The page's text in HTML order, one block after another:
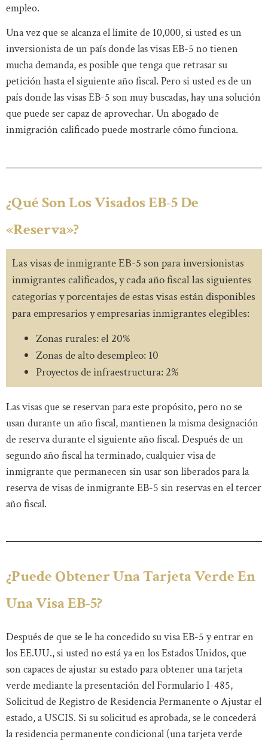
empleo.
Una vez que se alcanza el límite de 10,000, si usted es un
inversionista de un país donde las visas EB-5 no tienen
mucha demanda, es posible que tenga que retrasar su
petición hasta el siguiente año fiscal. Pero si usted es de un
país donde las visas EB-5 son muy buscadas, hay una solución
que puede ser capaz de aprovechar. Un abogado de
inmigración calificado puede mostrarle cómo funciona.
¿Qué Son Los Visados EB-5 De
«Reserva»?
Las visas de inmigrante EB-5 son para inversionistas
inmigrantes calificados, y cada año fiscal las siguientes
categorías y porcentajes de estas visas están disponibles
para empresarios y empresarias inmigrantes elegibles:
Zonas rurales: el 20%
Zonas de alto desempleo: 10
Proyectos de infraestructura: 2%
Las visas que se reservan para este propósito, pero no se
usan durante un año fiscal, mantienen la misma designación
de reserva durante el siguiente año fiscal. Después de un
segundo año fiscal ha terminado, cualquier visa de
inmigrante que permanecen sin usar son liberados para la
reserva de visas de inmigrante EB-5 sin reservas en el tercer
año fiscal.
¿Puede Obtener Una Tarjeta Verde En
Una Visa EB-5?
Después de que se le ha concedido su visa EB-5 y entrar en
los EE.UU., si usted no está ya en los Estados Unidos, que
son capaces de ajustar su estado para obtener una tarjeta
verde mediante la presentación del Formulario I-485,
Solicitud de Registro de Residencia Permanente o Ajustar el
estado, a USCIS. Si su solicitud es aprobada, se le concederá
la residencia permanente condicional (una tarjeta verde